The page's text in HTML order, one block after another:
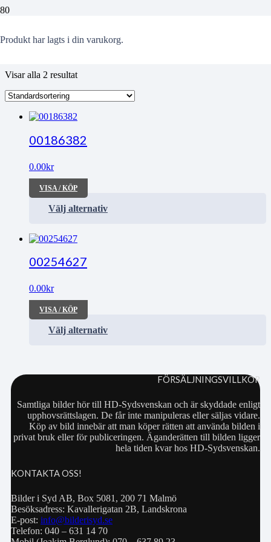
Produkt har lagts i din varukorg.
ditt
Visar alla 2 resultat
00186382
0.00kr
VISA / KÖP
Välj alternativ
00254627
0.00kr
VISA / KÖP
Välj alternativ
FÖRSÄLJNINGSVILLKOR
Samtliga bilder hör till HD-Sydsvenskan och är skyddade enligt
upphovsrättslagen. De får inte manipuleras eller säljas vidare.
Köp av bild innebär att man köper rätten att använda bilden i
privat bruk eller för publiceringen. Äganderätten till bilden ligger
hela tiden kvar hos HD-Sydsvenskan.
KONTAKTA OSS!
Bilder i Syd AB, Box 5081, 200 71 Malmö
Besöksadress: Kavallerigatan 2B, Landskrona
E-post: info@bilderisyd.se
Telefon: 040 – 631 14 70